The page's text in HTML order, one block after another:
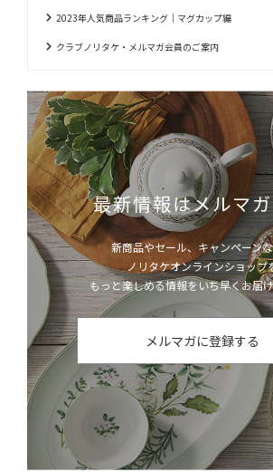
2023年人気商品ランキング｜マグカップ編
クラブノリタケ・メルマガ会員のご案内
最新情報はメルマ
新商品やセール、キャンペーン
ノリタケオンラインショップ
もっと楽しめる情報をいち早くお届
メルマガに登録する